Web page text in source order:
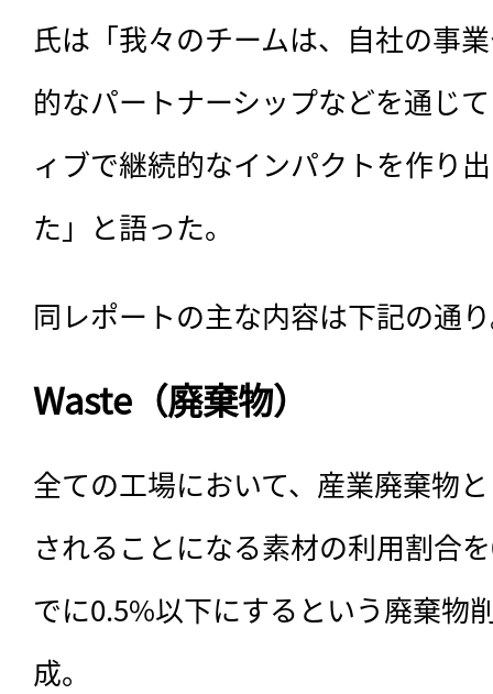
氏は「我々のチームは、自社の事
的なパートナーシップなどを通じ
ィブで継続的なインパクトを作り
た」と語った。
同レポートの主な内容は下記の通
Waste（廃棄物）
全ての工場において、産業廃棄物
されることになる素材の利用割合
でに0.5%以下にするという廃棄物
成。